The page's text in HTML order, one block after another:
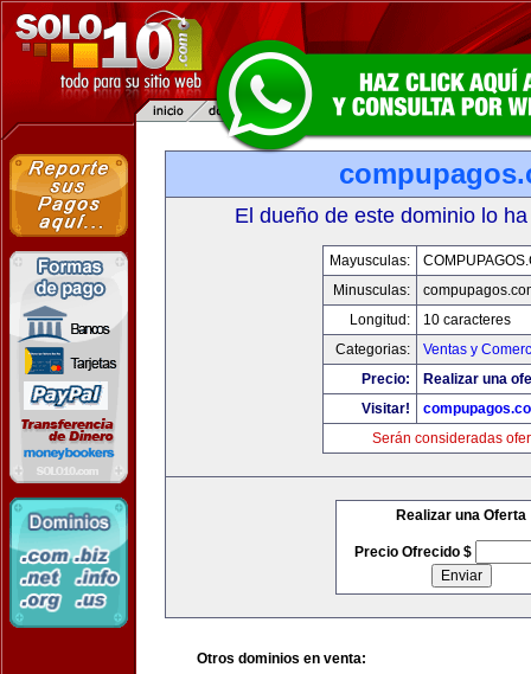
El dueño de este dominio lo
Mayusculas:
Minusculas:
Longitud:
10 caracteres
Categorias:
Ventas y
Precio:
Realizar una
Visitar!
Serán consideradas
Realizar una Oferta
Precio Ofrecido $
Otros dominios en venta: